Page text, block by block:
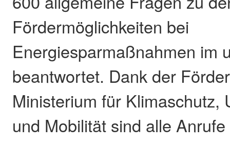
Fördermöglichkeiten bei
Energiesparmaßnahmen im
beantwortet. Dank der
Ministerium für Klimaschutz,
und Mobilität sind alle